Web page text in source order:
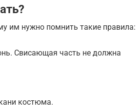
им нужно помнить такие правила:
Свисающая часть не должна
костюма.